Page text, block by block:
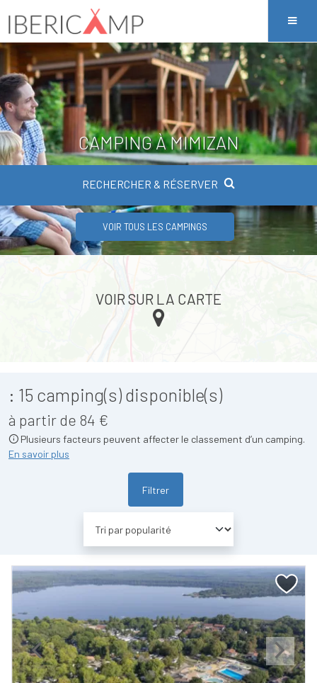
CAMPING À MIMIZAN
RECHERCHER & RÉSERVER
VOIR TOUS LES CAMPINGS
: 15 camping(s) disponible(s)
à partir de 84 €
Plusieurs facteurs peuvent affecter le classement d’un camping.
En savoir plus
Filtrer
Previous Next
VOIR SUR LA CARTE